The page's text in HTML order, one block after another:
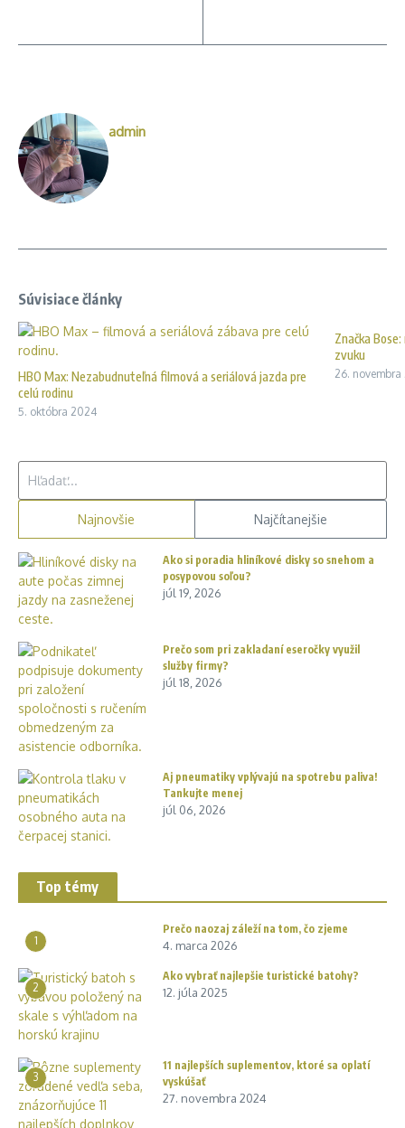
admin
Súvisiace články
HBO Max: Nezabudnuteľná filmová a seriálová jazda pre
celú rodinu
5. októbra 2024
Značka
zvuku
26. novembra
Najnovšie Najčítanejšie
Ako si poradia hliníkové disky so snehom a
posypovou soľou?
júl 19, 2026
Prečo som pri zakladaní eseročky využil
služby firmy?
júl 18, 2026
Aj pneumatiky vplývajú na spotrebu paliva!
Tankujte menej
júl 06, 2026
Top témy
1
Prečo naozaj záleží na tom, čo zjeme
4. marca 2026
2
Ako vybrať najlepšie turistické batohy?
12. júla 2025
3
11 najlepších suplementov, ktoré sa oplatí
vyskúšať
27. novembra 2024